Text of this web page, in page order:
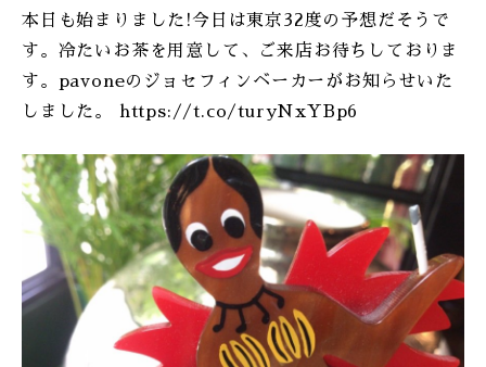
本日も始まりました!今日は東京32度の予想だそうで
す。冷たいお茶を用意して、ご来店お待ちしておりま
す。pavoneのジョセフィンベーカーがお知らせいた
しました。 https://t.co/turyNxYBp6